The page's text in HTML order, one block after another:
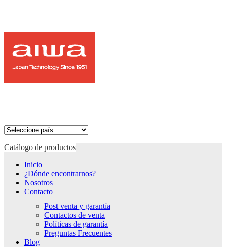
Catálogo de productos
Inicio
¿Dónde encontrarnos?
Nosotros
Contacto
Post venta y garantía
Contactos de venta
Políticas de garantía
Preguntas Frecuentes
Blog